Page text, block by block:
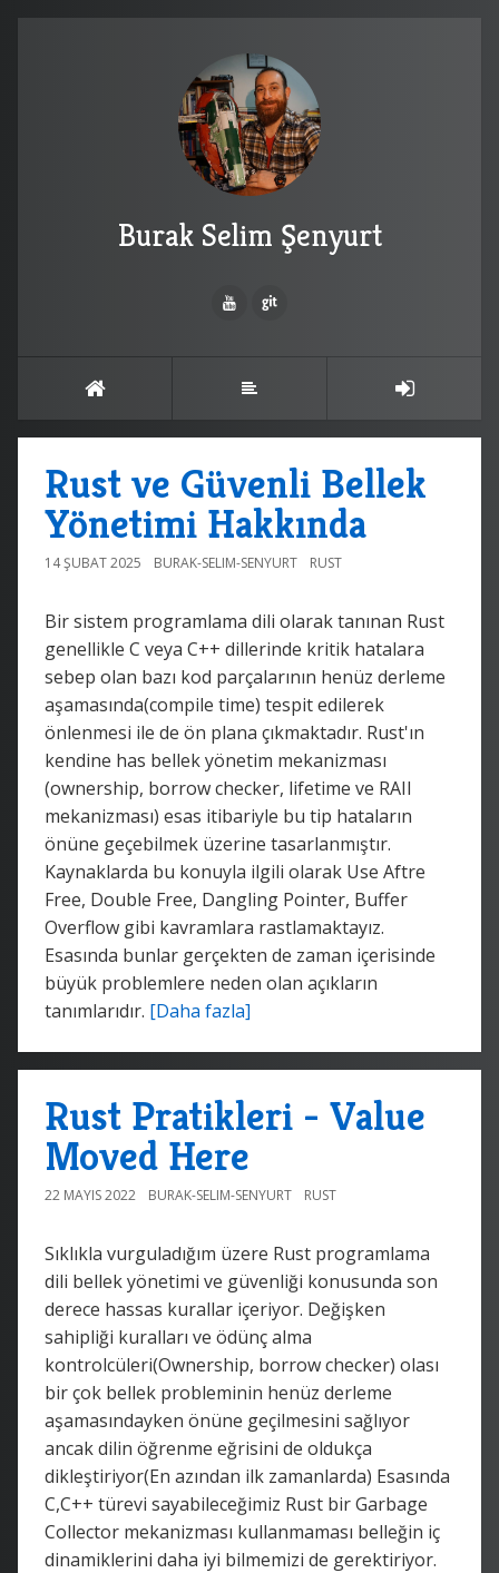
Burak Selim Şenyurt
Rust ve Güvenli Bellek
Yönetimi Hakkında
14 ŞUBAT 2025 BURAK-SELIM-SENYURT RUST
Bir sistem programlama dili olarak tanınan Rust
genellikle C veya C++ dillerinde kritik hatalara
sebep olan bazı kod parçalarının henüz derleme
aşamasında(compile time) tespit edilerek
önlenmesi ile de ön plana çıkmaktadır. Rust'ın
kendine has bellek yönetim mekanizması
(ownership, borrow checker, lifetime ve RAII
mekanizması) esas itibariyle bu tip hataların
önüne geçebilmek üzerine tasarlanmıştır.
Kaynaklarda bu konuyla ilgili olarak Use Aftre
Free, Double Free, Dangling Pointer, Buffer
Overflow gibi kavramlara rastlamaktayız.
Esasında bunlar gerçekten de zaman içerisinde
büyük problemlere neden olan açıkların
tanımlarıdır. [Daha fazla]
Rust Pratikleri - Value
Moved Here
22 MAYIS 2022 BURAK-SELIM-SENYURT RUST
Sıklıkla vurguladığım üzere Rust programlama
dili bellek yönetimi ve güvenliği konusunda son
derece hassas kurallar içeriyor. Değişken
sahipliği kuralları ve ödünç alma
kontrolcüleri(Ownership, borrow checker) olası
bir çok bellek probleminin henüz derleme
aşamasındayken önüne geçilmesini sağlıyor
ancak dilin öğrenme eğrisini de oldukça
dikleştiriyor(En azından ilk zamanlarda) Esasında
C,C++ türevi sayabileceğimiz Rust bir Garbage
Collector mekanizması kullanmaması belleğin iç
dinamiklerini daha iyi bilmemizi de gerektiriyor.